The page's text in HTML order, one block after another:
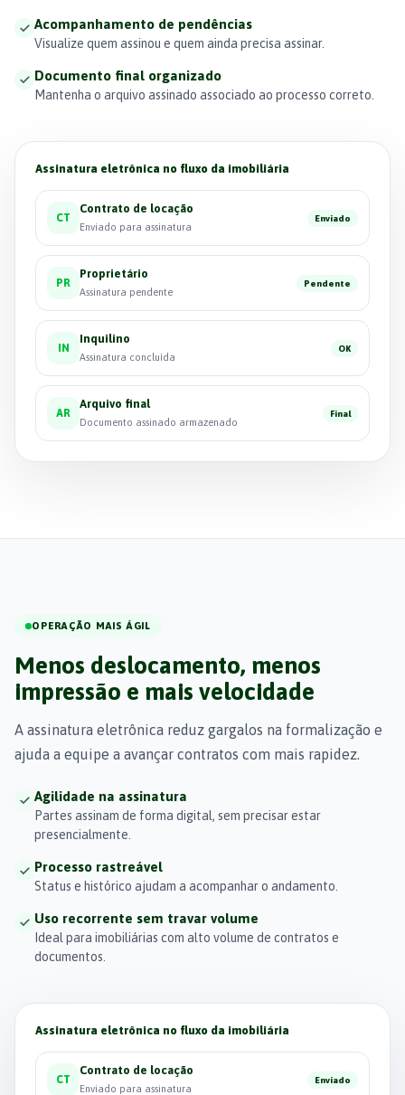
Acompanhamento de pendências
Visualize quem assinou e quem ainda precisa assinar.
Documento final organizado
Mantenha o arquivo assinado associado ao processo correto.
Assinatura eletrônica no fluxo da imobiliária
CT
Contrato de locação
Enviado para assinatura
Enviado
PR
Proprietário
Assinatura pendente
Pendente
IN
Inquilino
Assinatura concluída
OK
AR
Arquivo final
Documento assinado armazenado
Final
OPERAÇÃO MAIS ÁGIL
Menos deslocamento, menos
impressão e mais velocidade
A assinatura eletrônica reduz gargalos na formalização e
ajuda a equipe a avançar contratos com mais rapidez.
Agilidade na assinatura
Partes assinam de forma digital, sem precisar estar
presencialmente.
Processo rastreável
Status e histórico ajudam a acompanhar o andamento.
Uso recorrente sem travar volume
Ideal para imobiliárias com alto volume de contratos e
documentos.
Assinatura eletrônica no fluxo da imobiliária
CT
Contrato de locação
Enviado para assinatura
Enviado